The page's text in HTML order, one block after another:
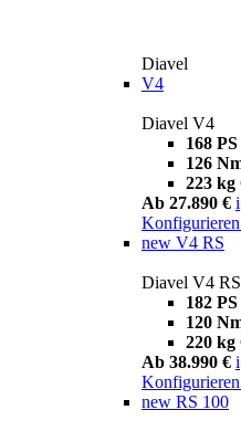
Diavel
V4
Diavel V4
168 PS
126
223 kg
Ab 27.890 € i
Konfigurieren
new V4 RS
Diavel V4 RS
182 PS
120
220 kg
Ab 38.990 € i
Konfigurieren
new RS 100